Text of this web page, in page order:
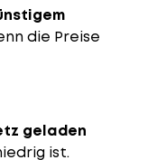
die Preise
geladen
ist.